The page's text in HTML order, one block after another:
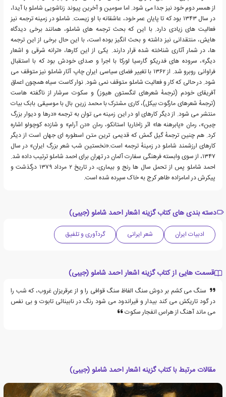
از همسر دوم خود نیز جدا می شود. اما سومین و آخرین پیوند زناشویی شاملو با آیدا،
در سال ۱۳۴۳ بود که تا پایان عمر خود، عاشقانه با او زیست. شاملو در زمینه ترجمه نیز
فعالیت های زیادی دارد. با این که بحث ترجمه های شاملو، همانند برخی دیدگاه
هایش، منتقدانی نیز داشته و بحث انگیز بوده است، با این حال برخی از این ترجمه
ها، در شمار آثاری شناخته شده قرار دارند. یکی از این کارها، «ترانه شرقی و اشعار
دیگر»، سروده های فدریکو گارسیا لورکا با اجرا و صدای خودش بود که با استقبال
فراوانی روبرو شد. از ۱۳۶۲ با تغییر فضای سیاسی ایران چاپ آثار شاملو نیز متوقف می
شود. در حالی که کار و فعالیت شاملو متوقف نمی شود. نوار کاست سیاه همچون اعماق
آفریقای خودم (ترجمهٔ شعرهای لنگستون هیوز) و سکوت سرشار از ناگفته هاست
(ترجمهٔ شعرهای مارگوت بیکل)، کاری مشترک با محمد زرین بال با موسیقی بابک بیات
منتشر می شود. از دیگر کارهای او در این زمینه می توان به ترجمه «درها و دیوار بزرگ
چین»، رمان «پابرهنه ها» اثر زاخاریا استانکو، رمان «دن آرام» و شازده کوچولو اشاره
کرد. هم چنین ترجمهٔ گیل گمش که قدیمی ترین متن اسطوره ای جهان است از دیگر
کارهای ارزشمند شاملو در زمینهٔ ترجمه است.«نخستین شب شعر بزرگ ایران» در سال
۱۳۴۷، از سوی وابسته فرهنگی سفارت آلمان در تهران برای احمد شاملو ترتیب داده شد.
احمد شاملو پس از تحمل سال ها رنج و بیماری، در تاریخ ۲ مرداد ۱۳۷۹ درگذشت و
پیکرش در امامزاده طاهر کرج به خاک سپرده شده است.
دسته بندی های کتاب گزینه اشعار احمد شاملو (جیبی)
ادبیات ایران شعر ایرانی گردآوری و تلفیق
قسمت هایی از کتاب گزینه اشعار احمد شاملو (جیبی)
سنگ می کشم بر دوش سنگ الفاظ سنگ قوافی را و از عرقریزان غروب، که شب را
در گود تاریکش می کند بیدار و قیراندود می شود رنگ در نابینائی تابوت و بی نفس
می ماند آهنگ از هراس انفجار سکوت
مقالات مرتبط با کتاب گزینه اشعار احمد شاملو (جیبی)